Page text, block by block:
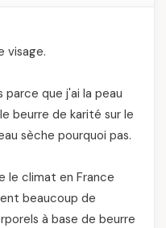
visage.
parce que j'ai la peau
beurre de karité sur le
sèche pourquoi pas.
le climat en France
beaucoup de
à base de beurre